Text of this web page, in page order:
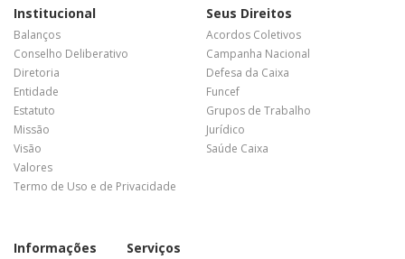
Institucional
Balanços
Conselho Deliberativo
Diretoria
Entidade
Estatuto
Missão
Visão
Valores
Termo de Uso e de Privacidade
Seus Direitos
Acordos Coletivos
Campanha Nacional
Defesa da Caixa
Funcef
Grupos de Trabalho
Jurídico
Saúde Caixa
Informações Serviços